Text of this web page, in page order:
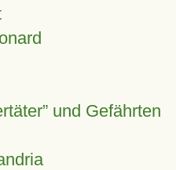
und Gefährten